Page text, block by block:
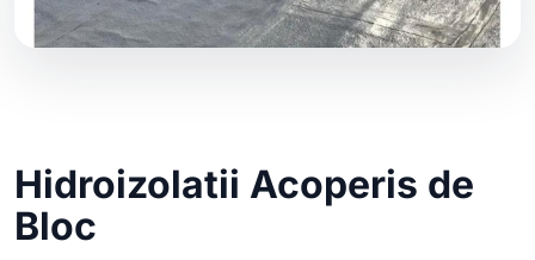
Hidroizolatii Acoperis de
Bloc